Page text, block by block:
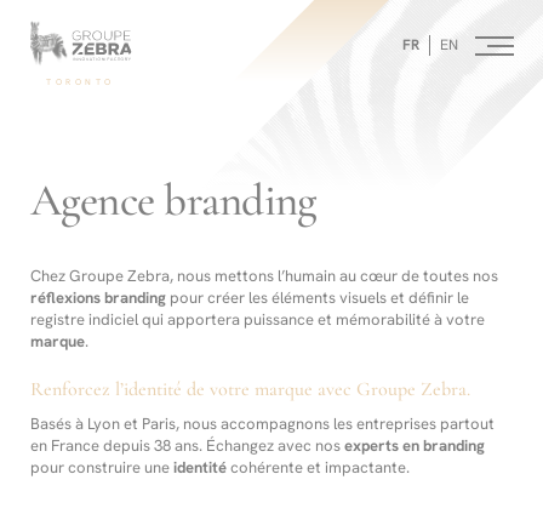
de
l’innovation
TORONTO
FR EN
services
Agence branding
Chez Groupe Zebra, nous mettons l’humain au cœur de toutes nos
réflexions brandingpour créer les éléments visuels et définir le
registre indiciel qui apportera puissance et mémorabilité à votre
marque.
Renforcez l’identité de votre marque avec Groupe Zebra.
Basés à Lyon et Paris, nous accompagnons les entreprises partout
en France depuis 38 ans. Échangez avec nosexperts en branding
pour construire uneidentitécohérente et impactante.